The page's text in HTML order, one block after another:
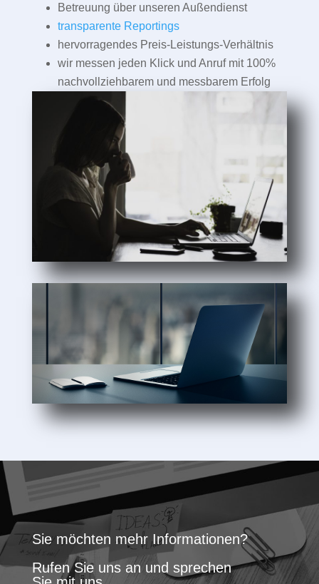
Betreuung über unseren Außendienst
transparente Reportings
hervorragendes Preis-Leistungs-Verhältnis
wir messen jeden Klick und Anruf mit 100%
nachvollziehbarem und messbarem Erfolg
Sie möchten mehr Informationen?
Rufen Sie uns an und sprechen